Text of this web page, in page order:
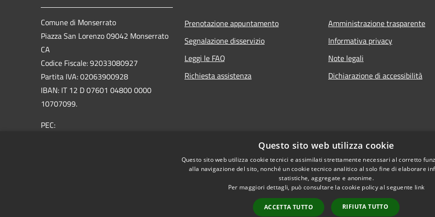
Comune di Monserrato
Piazza San Lorenzo 09042 Monserrato
CA
Codice Fiscale: 92033080927
Partita IVA: 02063900928
IBAN: IT 12 D 07601 04800 0000
10707099.
PEC:
Prenotazione appuntamento
Segnalazione disservizio
Leggi le FAQ
Richiesta assistenza
Amministrazione trasparente
Informativa privacy
Note legali
Dichiarazione di accessibilità
Intranet Copyright © 2026 • Comune di
Questo sito web utilizza cookie
Questo sito web utilizza cookie tecnici e assimilati strettamente necessari al corretto
alla navigazione del sito, nonché un cookie tecnico analitico al solo fine di elaborare
statistiche, aggregate e anonime.
Per maggiori dettagli, può consultare la cookie policy al seguente link
ACCETTA TUTTO RIFIUTA TUTTO